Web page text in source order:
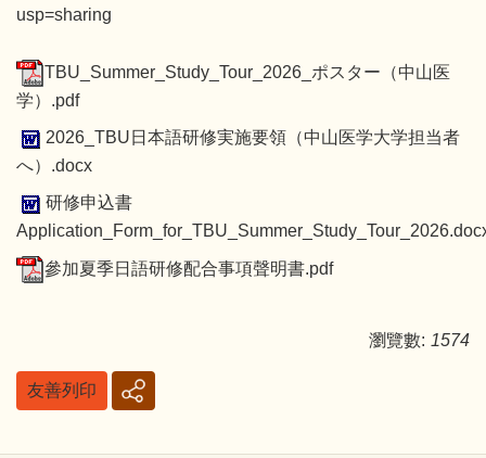
usp=sharing
TBU_Summer_Study_Tour_2026_ポスター（中山医
学）.pdf
2026_TBU日本語研修実施要領（中山医学大学担当者
へ）.docx
研修申込書
參加夏季日語研修配合事項聲明書.pdf
瀏覽數: 1574
友善列印